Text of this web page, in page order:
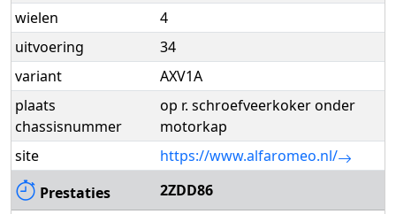
wielen
4
uitvoering
34
variant
AXV1A
plaats
chassisnummer
op r. schroefveerkoker onder
motorkap
site
https://www.alfaromeo.nl/
Prestaties
2ZDD86